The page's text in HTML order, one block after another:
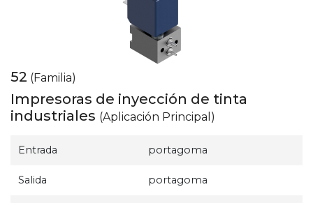
52 (Familia)
Impresoras de inyección de tinta
industriales (Aplicación Principal)
Entrada portagoma
Salida portagoma